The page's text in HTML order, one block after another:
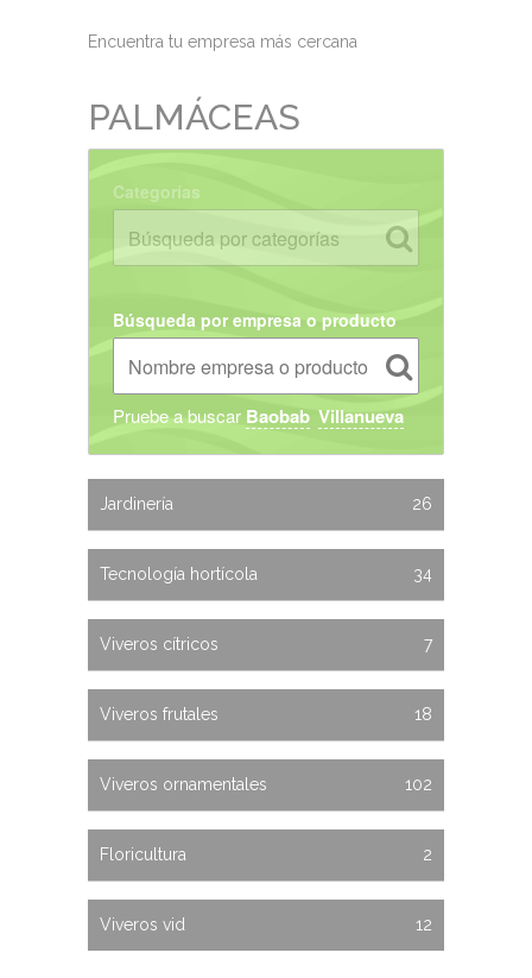
Encuentra tu empresa más cercana
PALMÁCEAS
Categorías
Búsqueda por empresa o producto
Pruebe a buscar Baobab Villanueva
Jardinería 26
Tecnología hortícola 34
Viveros cítricos 7
Viveros frutales 18
Viveros ornamentales 102
Floricultura 2
Viveros vid 12